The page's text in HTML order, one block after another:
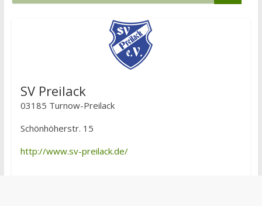
SV Preilack
03185 Turnow-Preilack
Schönhöherstr. 15
http://www.sv-preilack.de/